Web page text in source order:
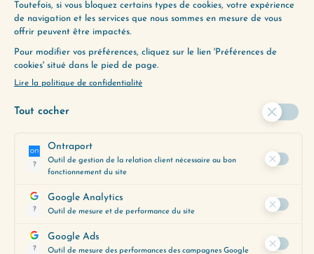
outil précieux pour vous aider à
découvrir les épisodes qui
correspondent le mieux à vos
préoccupations du moment.
cliquant ci-dessous :
JE LE VEUX